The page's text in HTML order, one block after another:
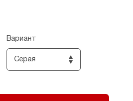
Вариант
Серая